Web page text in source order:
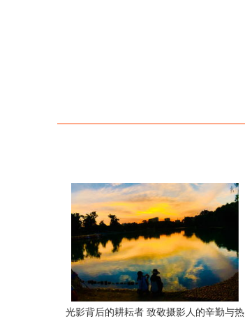
光影背后的耕耘者 致敬摄影人的辛勤与热